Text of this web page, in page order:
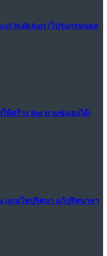
Wallchart (โปรแกรมบอล
ห้สร้าง Bot มาแข่งเองได้)
(เกมไขปริศนา แก้ปริศนาหา